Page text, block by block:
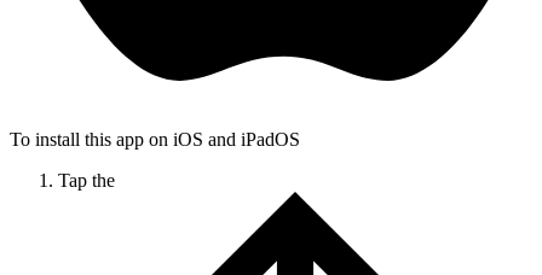
To install this app on iOS and iPadOS
Tap the